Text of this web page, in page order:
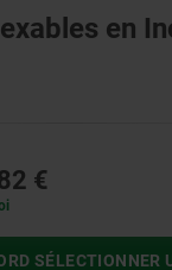
en
€
SÉLECTIONNER